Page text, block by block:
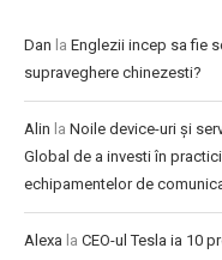
Dan la Englezii incep sa fie
supraveghere chinezesti?
Alin la Noile device-uri și
Global de a investi în
echipamentelor de
Alexa la CEO-ul Tesla ia 10